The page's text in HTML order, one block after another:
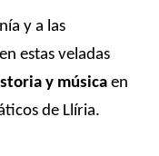
y a las
estas veladas
y música en
de Llíria.